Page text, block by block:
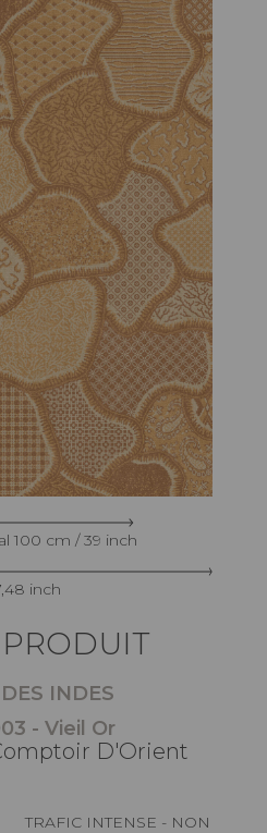
100 cm / 39 inch
inch
INDES
- Vieil Or
D'Orient
TRAFIC INTENSE - NON